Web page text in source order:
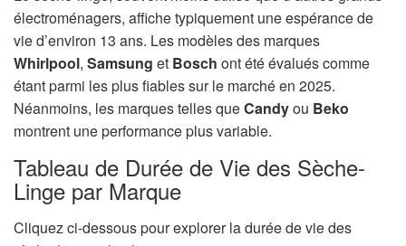
électroménagers, affiche typiquement une espérance de
vie d’environ 13 ans. Les modèles des marques
Whirlpool, Samsung et Bosch ont été évalués comme
étant parmi les plus fiables sur le marché en 2025.
Néanmoins, les marques telles queCandyou Beko
montrent une performance plus variable.
Tableau de Durée de Vie des Sèche-
Linge par Marque
Cliquez ci-dessous pour explorer la durée de vie des